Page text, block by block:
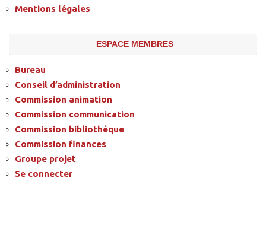
Mentions légales
ESPACE MEMBRES
Bureau
Conseil d’administration
Commission animation
Commission communication
Commission bibliothèque
Commission finances
Groupe projet
Se connecter